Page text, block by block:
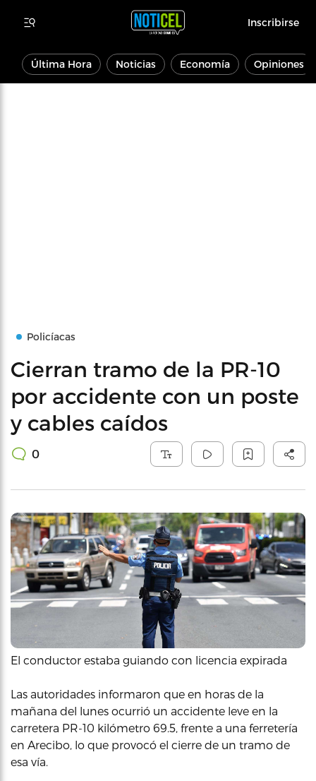
Inscribirse
Última Hora Noticias Economía Opiniones
Policíacas
Cierran tramo de la PR-10
por accidente con un poste
y cables caídos
0
El conductor estaba guiando con licencia expirada
Las autoridades informaron que en horas de la
mañana del lunes ocurrió un accidente leve en la
carretera PR-10 kilómetro 69.5, frente a una ferretería
en Arecibo, lo que provocó el cierre de un tramo de
esa vía.